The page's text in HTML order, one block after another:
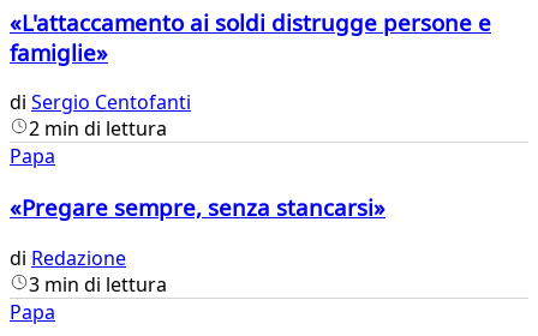
«L'attaccamento ai soldi distrugge persone e
famiglie»
di Sergio Centofanti
2 min di lettura
Papa
«Pregare sempre, senza stancarsi»
di Redazione
3 min di lettura
Papa